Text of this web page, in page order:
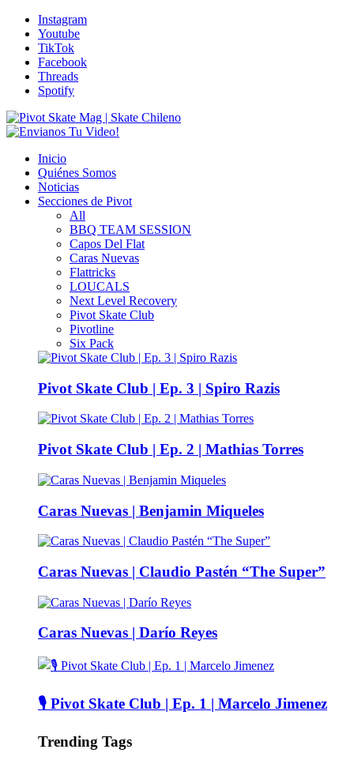
Instagram
Youtube
TikTok
Facebook
Threads
Spotify
Inicio
Quiénes Somos
Noticias
Secciones de Pivot
All
BBQ TEAM SESSION
Capos Del Flat
Caras Nuevas
Flattricks
LOUCALS
Next Level Recovery
Pivot Skate Club
Pivotline
Six Pack
Pivot Skate Club | Ep. 3 | Spiro Razis
Pivot Skate Club | Ep. 2 | Mathias Torres
Caras Nuevas | Benjamin Miqueles
Caras Nuevas | Claudio Pastén “The Super”
Caras Nuevas | Darío Reyes
🎙️ Pivot Skate Club | Ep. 1 | Marcelo Jimenez
Trending Tags